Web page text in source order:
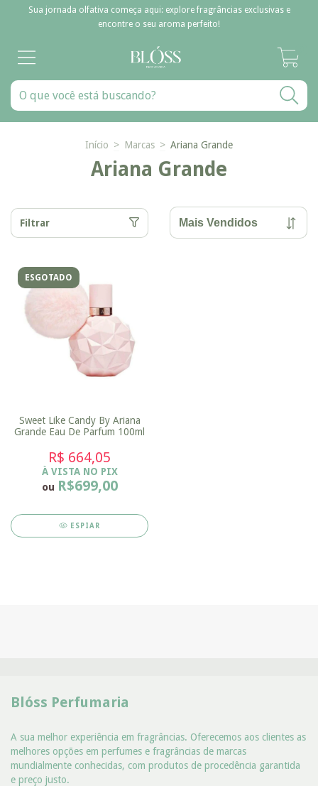
Sua jornada olfativa começa aqui: explore fragrâncias exclusivas e
encontre o seu aroma perfeito!
Início > Marcas > Ariana Grande
Ariana Grande
Filtrar
ESGOTADO
Sweet Like Candy By Ariana
Grande Eau De Parfum 100ml
R$ 664,05
À VISTA NO PIX
ou R$699,00
ESPIAR
Blóss Perfumaria
A sua melhor experiência em fragrâncias. Oferecemos aos clientes as
melhores opções em perfumes e fragrâncias de marcas
mundialmente conhecidas, com produtos de procedência garantida
e preço justo.